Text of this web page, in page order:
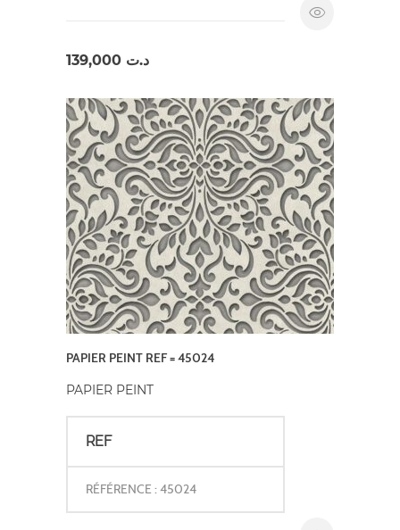
د.ت
PAPIER PEINT REF = 45024
PAPIER PEINT
REF
RÉFÉRENCE : 45024